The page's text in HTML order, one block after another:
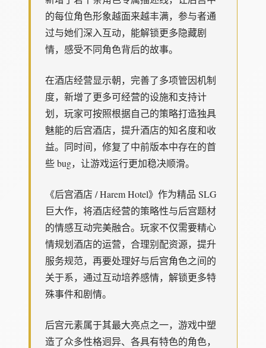
的每位角色形象越面来越丰满，参与者通
过与她们深入互动，能解锁更多隐藏剧
情，感受不同角色背后的故事。
在酒店经营显示朝，完善了多项管因机制
度，新增了更多可经营的设施和支持计
划，玩家可按照根据自己的策略打造独具
魅能的后宫酒店，提升酒店的知名度和收
益。同时间，修复了中前版本中存在的首
些 bug，让游戏运行更加稳决顺滑。
《后宫酒店 / Harem Hotel》作为精品 SLG
巨大作，将酒店经营的策略性与后宫题材
的情感互动完美融合。玩家不仅需要精心
情规划酒店的运营，合理别配资源，提升
服务规范，再要处理好与后宫角色之间的
关于系，通过互动培养感情，解锁更多特
殊事件和剧情。
后宫元素属于其最大亮点之一，游戏中塑
造了众多性格迥异、各具有特色的角色，